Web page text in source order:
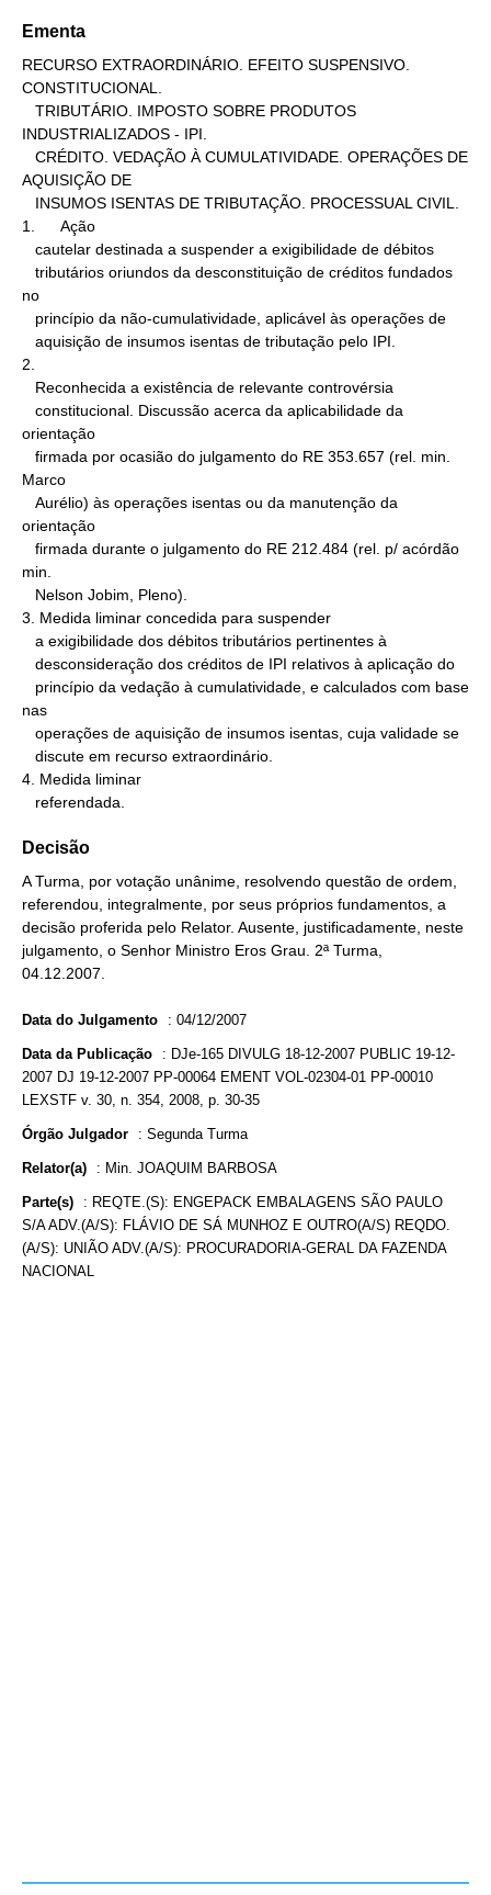
Ementa
RECURSO EXTRAORDINÁRIO. EFEITO SUSPENSIVO.
CONSTITUCIONAL.
INDUSTRIALIZADOS - IPI.
AQUISIÇÃO DE
1.      Ação
no
2.
orientação
Marco
orientação
min.
3. Medida liminar concedida para suspender
nas
4. Medida liminar
   referendada.
Decisão
A Turma, por votação unânime, resolvendo questão de ordem,
referendou, integralmente, por seus próprios fundamentos, a
decisão proferida pelo Relator. Ausente, justificadamente, neste
julgamento, o Senhor Ministro Eros Grau. 2ª Turma,
04.12.2007.
Data do Julgamento : 04/12/2007
Data da Publicação : DJe-165 DIVULG 18-12-2007 PUBLIC 19-12-
2007 DJ 19-12-2007 PP-00064 EMENT VOL-02304-01 PP-00010
LEXSTF v. 30, n. 354, 2008, p. 30-35
Órgão Julgador : Segunda Turma
Relator(a) : Min. JOAQUIM BARBOSA
Parte(s) : REQTE.(S): ENGEPACK EMBALAGENS SÃO PAULO
S/A ADV.(A/S): FLÁVIO DE SÁ MUNHOZ E OUTRO(A/S) REQDO.
(A/S): UNIÃO ADV.(A/S): PROCURADORIA-GERAL DA FAZENDA
NACIONAL